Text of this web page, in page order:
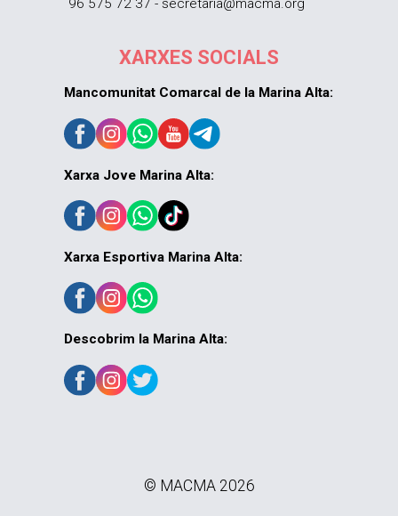
96 575 72 37 - secretaria@macma.org
XARXES SOCIALS
Mancomunitat Comarcal de la Marina Alta:
Xarxa Jove Marina Alta:
Xarxa Esportiva Marina Alta:
Descobrim la Marina Alta:
© MACMA 2026